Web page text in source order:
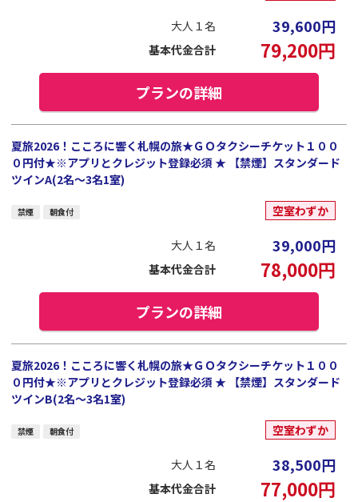
大人１名 39,600円
基本代金合計 79,200円
プランの詳細
夏旅2026！こころに響く札幌の旅★ＧＯタクシーチケット１００
０円付★※アプリとクレジット登録必須 ★ 【禁煙】スタンダード
ツインA(2名～3名1室)
禁煙 朝食付 空室わずか
大人１名 39,000円
基本代金合計 78,000円
プランの詳細
夏旅2026！こころに響く札幌の旅★ＧＯタクシーチケット１００
０円付★※アプリとクレジット登録必須 ★ 【禁煙】スタンダード
ツインB(2名～3名1室)
禁煙 朝食付 空室わずか
大人１名 38,500円
基本代金合計 77,000円